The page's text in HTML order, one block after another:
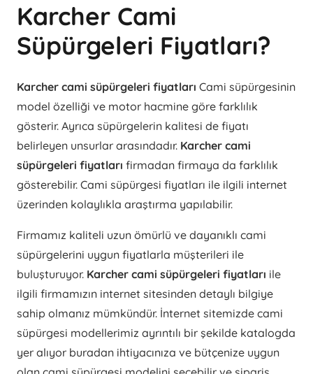
Karcher Cami
Süpürgeleri Fiyatları?
Karcher cami süpürgeleri fiyatları Cami süpürgesinin
model özelliği ve motor hacmine göre farklılık
gösterir. Ayrıca süpürgelerin kalitesi de fiyatı
belirleyen unsurlar arasındadır. Karcher cami
süpürgeleri fiyatları firmadan firmaya da farklılık
gösterebilir. Cami süpürgesi fiyatları ile ilgili internet
üzerinden kolaylıkla araştırma yapılabilir.
Firmamız kaliteli uzun ömürlü ve dayanıklı cami
süpürgelerini uygun fiyatlarla müşterileri ile
buluşturuyor. Karcher cami süpürgeleri fiyatları ile
ilgili firmamızın internet sitesinden detaylı bilgiye
sahip olmanız mümkündür. İnternet sitemizde cami
süpürgesi modellerimiz ayrıntılı bir şekilde katalogda
yer alıyor buradan ihtiyacınıza ve bütçenize uygun